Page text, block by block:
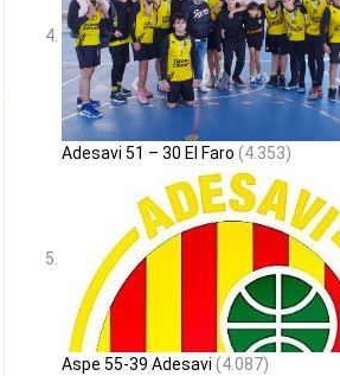
Adesavi 51 – 30 El Faro (4.353)
Aspe 55-39 Adesavi (4.087)